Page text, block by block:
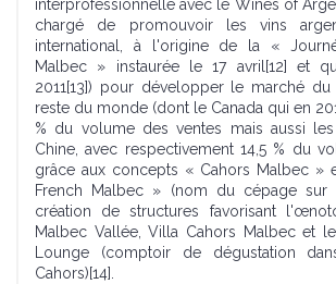
interprofessionnelle avec le Wines of
chargé de promouvoir les vins
international, à l'origine de la «
Malbec » instaurée le 17 avril[12] et
2011[13]) pour développer le marché
reste du monde (dont le Canada qui en
% du volume des ventes mais aussi
Chine, avec respectivement 14,5 % du
grâce aux concepts « Cahors Malbec »
French Malbec » (nom du cépage sur
création de structures favorisant
Malbec Vallée, Villa Cahors Malbec et
Lounge (comptoir de dégustation
Cahors)[14].